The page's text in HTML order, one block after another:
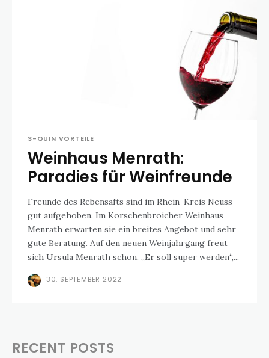
S-QUIN VORTEILE
Weinhaus Menrath:
Paradies für Weinfreunde
Freunde des Rebensafts sind im Rhein-Kreis Neuss
gut aufgehoben. Im Korschenbroicher Weinhaus
Menrath erwarten sie ein breites Angebot und sehr
gute Beratung. Auf den neuen Weinjahrgang freut
sich Ursula Menrath schon. „Er soll super werden“,...
30. SEPTEMBER 2022
RECENT POSTS